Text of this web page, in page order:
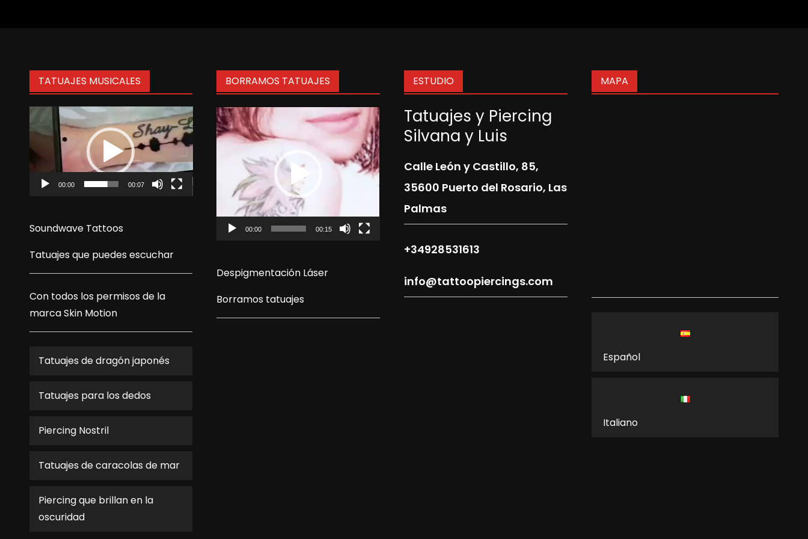
TATUAJES MUSICALES
Reproductor
de
vídeo
00:00 00:07
Soundwave Tattoos
Tatuajes que puedes escuchar
Con todos los permisos de la
marcaSkin Motion
Tatuajes de dragón japonés
Tatuajes para los dedos
Piercing Nostril
Tatuajes de caracolas de mar
Piercing que brillan en la
oscuridad
BORRAMOS TATUAJES
Reproductor
de
vídeo
00:00 00:15
Despigmentación Láser
Borramos tatuajes
ESTUDIO
Tatuajes y Piercing
Silvana y Luis
Calle León y Castillo, 85,
35600 Puerto del Rosario, Las
Palmas
+34928531613
info@tattoopiercings.com
MAPA
Español
Italiano